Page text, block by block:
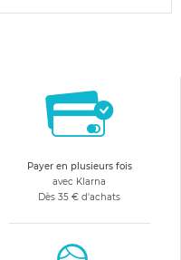
Payer en plusieurs fois
avec Klarna
Dès 35 € d'achats